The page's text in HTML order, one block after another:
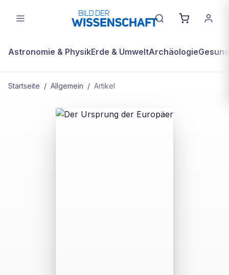
Astronomie & PhysikErde & UmweltArchäologie
Startseite / Allgemein / Artikel